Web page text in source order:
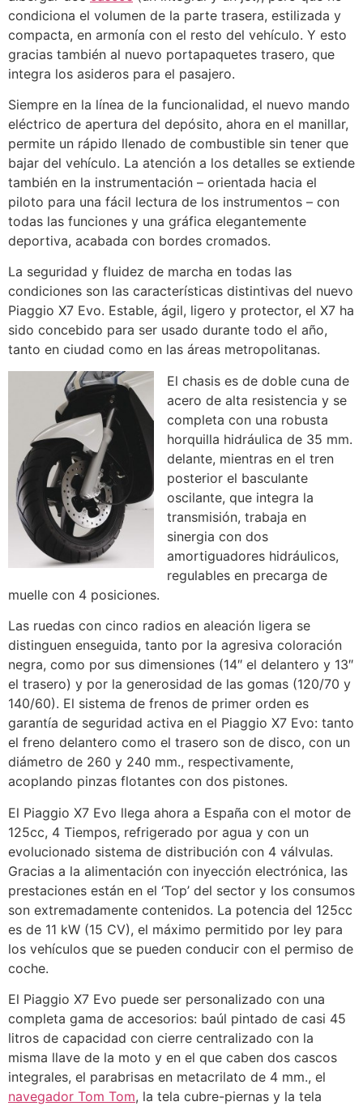
condiciona el volumen de la parte trasera, estilizada y
compacta, en armonía con el resto del vehículo. Y esto
gracias también al nuevo portapaquetes trasero, que
integra los asideros para el pasajero.
Siempre en la línea de la funcionalidad, el nuevo mando
eléctrico de apertura del depósito, ahora en el manillar,
permite un rápido llenado de combustible sin tener que
bajar del vehículo. La atención a los detalles se extiende
también en la instrumentación – orientada hacia el
piloto para una fácil lectura de los instrumentos – con
todas las funciones y una gráfica elegantemente
deportiva, acabada con bordes cromados.
La seguridad y fluidez de marcha en todas las
condiciones son las características distintivas del nuevo
Piaggio X7 Evo. Estable, ágil, ligero y protector, el X7 ha
sido concebido para ser usado durante todo el año,
tanto en ciudad como en las áreas metropolitanas.
El chasis es de doble cuna de
acero de alta resistencia y se
completa con una robusta
horquilla hidráulica de 35 mm.
delante, mientras en el tren
posterior el basculante
oscilante, que integra la
transmisión, trabaja en
sinergia con dos
amortiguadores hidráulicos,
regulables en precarga de
muelle con 4 posiciones.
Las ruedas con cinco radios en aleación ligera se
distinguen enseguida, tanto por la agresiva coloración
negra, como por sus dimensiones (14″ el delantero y 13″
el trasero) y por la generosidad de las gomas (120/70 y
140/60). El sistema de frenos de primer orden es
garantía de seguridad activa en el Piaggio X7 Evo: tanto
el freno delantero como el trasero son de disco, con un
diámetro de 260 y 240 mm., respectivamente,
acoplando pinzas flotantes con dos pistones.
El Piaggio X7 Evo llega ahora a España con el motor de
125cc, 4 Tiempos, refrigerado por agua y con un
evolucionado sistema de distribución con 4 válvulas.
Gracias a la alimentación con inyección electrónica, las
prestaciones están en el ‘Top’ del sector y los consumos
son extremadamente contenidos. La potencia del 125cc
es de 11 kW (15 CV), el máximo permitido por ley para
los vehículos que se pueden conducir con el permiso de
coche.
El Piaggio X7 Evo puede ser personalizado con una
completa gama de accesorios: baúl pintado de casi 45
litros de capacidad con cierre centralizado con la
misma llave de la moto y en el que caben dos cascos
integrales, el parabrisas en metacrilato de 4 mm., el
navegador Tom Tom, la tela cubre-piernas y la tela